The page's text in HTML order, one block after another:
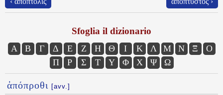
Sfoglia il dizionario
Α Β Γ Δ Ε Ζ Η Θ Ι Κ Λ Μ Ν Ξ
Ο
Π
Ρ Σ Τ Υ Φ Χ Ψ Ω
ἀπόπροθι [avv.]